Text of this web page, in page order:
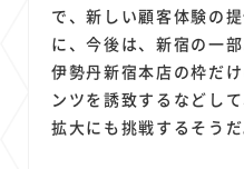
で、新しい顧客体験の
に、今後は、新宿の一
伊勢丹新宿本店の枠だ
ンツを誘致するなどし
拡大にも挑戦するそうだ